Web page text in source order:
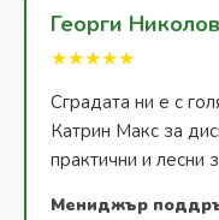
Георги Николов
★★★★★
Сградата ни е с
Катрин Макс за
практични и лесни
Мениджър